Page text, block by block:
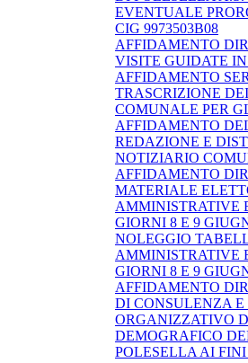
EVENTUALE
CIG 9973503B08
AFFIDAMENTO
VISITE GUIDATE
AFFIDAMENTO
TRASCRIZIONE
COMUNALE PER
AFFIDAMENTO
REDAZIONE E
NOTIZIARIO
AFFIDAMENTO
MATERIALE
AMMINISTRATIVE
GIORNI 8 E 9
NOLEGGIO
AMMINISTRATIVE
GIORNI 8 E 9
AFFIDAMENTO
DI CONSULENZA E
ORGANIZZATIVO
DEMOGRAFICO
POLESELLA AI